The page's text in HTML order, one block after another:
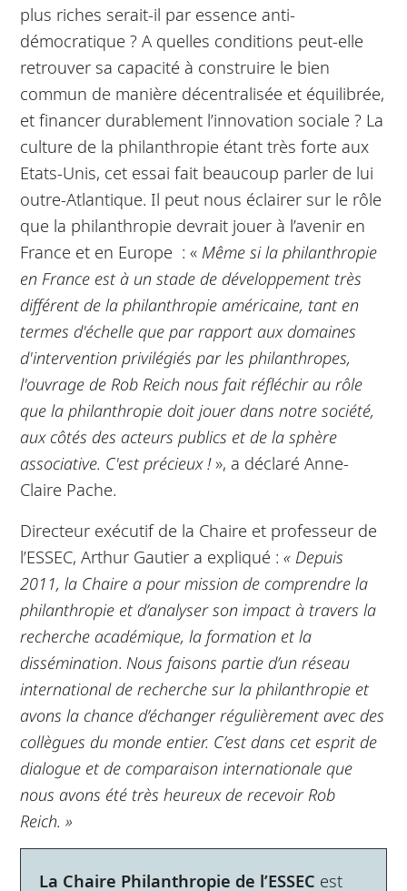
plus riches serait-il par essence anti-
démocratique ? A quelles conditions peut-elle
retrouver sa capacité à construire le bien
commun de manière décentralisée et équilibrée,
et financer durablement l’innovation sociale ? La
culture de la philanthropie étant très forte aux
Etats-Unis, cet essai fait beaucoup parler de lui
outre-Atlantique. Il peut nous éclairer sur le rôle
que la philanthropie devrait jouer à l’avenir en
France et en Europe : « Même si la philanthropie
en France est à un stade de développement très
différent de la philanthropie américaine, tant en
termes d'échelle que par rapport aux domaines
d'intervention privilégiés par les philanthropes,
l'ouvrage de Rob Reich nous fait réfléchir au rôle
que la philanthropie doit jouer dans notre société,
aux côtés des acteurs publics et de la sphère
associative. C'est précieux !», a déclaré Anne-
Claire Pache.
Directeur exécutif de la Chaire et professeur de
l’ESSEC, Arthur Gautier a expliqué : « Depuis
2011, la Chaire a pour mission de comprendre la
philanthropie et d’analyser son impact à travers la
recherche académique, la formation et la
dissémination. Nous faisons partie d’un réseau
international de recherche sur la philanthropie et
avons la chance d’échanger régulièrement avec des
collègues du monde entier. C’est dans cet esprit de
dialogue et de comparaison internationale que
nous avons été très heureux de recevoir Rob
Reich. »
La Chaire Philanthropie de l’ESSEC est